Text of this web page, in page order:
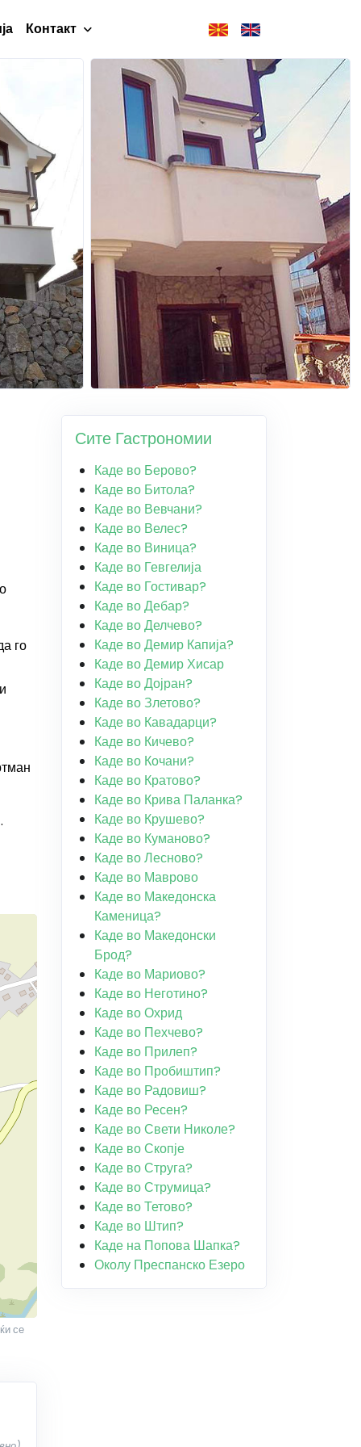
Контакт
го
се
Сите Гастрономии
Каде во Берово?
Каде во Битола?
Каде во Вевчани?
Каде во Велес?
Каде во Виница?
Каде во Гевгелија
Каде во Гостивар?
Каде во Дебар?
Каде во Делчево?
Каде во Демир Капија?
Каде во Демир Хисар
Каде во Дојран?
Каде во Злетово?
Каде во Кавадарци?
Каде во Кичево?
Каде во Кочани?
Каде во Кратово?
Каде во Крива Паланка?
Каде во Крушево?
Каде во Куманово?
Каде во Лесново?
Каде во Маврово
Каде во Македонска
Каменица?
Каде во Македонски
Брод?
Каде во Мариово?
Каде во Неготино?
Каде во Охрид
Каде во Пехчево?
Каде во Прилеп?
Каде во Пробиштип?
Каде во Радовиш?
Каде во Ресен?
Каде во Свети Николе?
Каде во Скопје
Каде во Струга?
Каде во Струмица?
Каде во Тетово?
Каде во Штип?
Каде на Попова Шапка?
Околу Преспанско Езеро